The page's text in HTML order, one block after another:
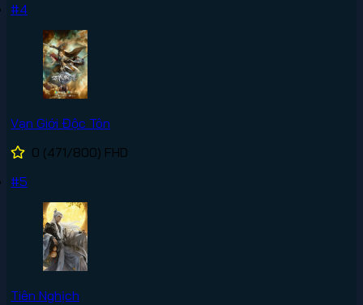
#4
Vạn Giới Độc Tôn
0 (471/800) FHD
#5
Tiên Nghịch